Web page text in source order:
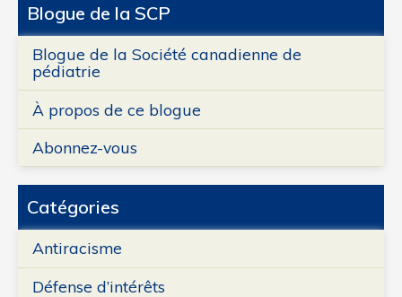
Blogue de la SCP
Blogue de la Société canadienne de
pédiatrie
À propos de ce blogue
Abonnez-vous
Catégories
Antiracisme
Défense d’intérêts